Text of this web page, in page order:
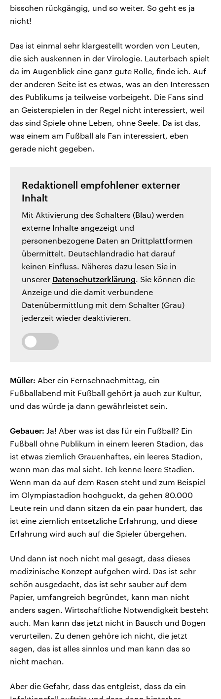
bisschen rückgängig, und so weiter. So geht es ja
nicht!
Das ist einmal sehr klargestellt worden von Leuten,
die sich auskennen in der Virologie. Lauterbach spielt
da im Augenblick eine ganz gute Rolle, finde ich. Auf
der anderen Seite ist es etwas, was an den Interessen
des Publikums ja teilweise vorbeigeht. Die Fans sind
an Geisterspielen in der Regel nicht interessiert, weil
das sind Spiele ohne Leben, ohne Seele. Da ist das,
was einem am Fußball als Fan interessiert, eben
gerade nicht gegeben.
Redaktionell empfohlener externer
Inhalt
Mit Aktivierung des Schalters (Blau) werden
externe Inhalte angezeigt und
personenbezogene Daten an Drittplattformen
übermittelt. Deutschlandradio hat darauf
keinen Einfluss. Näheres dazu lesen Sie in
unserer Datenschutzerklärung. Sie können die
Anzeige und die damit verbundene
Datenübermittlung mit dem Schalter (Grau)
jederzeit wieder deaktivieren.
Müller: Aber ein Fernsehnachmittag, ein
Fußballabend mit Fußball gehört ja auch zur Kultur,
und das würde ja dann gewährleistet sein.
Gebauer: Ja! Aber was ist das für ein Fußball? Ein
Fußball ohne Publikum in einem leeren Stadion, das
ist etwas ziemlich Grauenhaftes, ein leeres Stadion,
wenn man das mal sieht. Ich kenne leere Stadien.
Wenn man da auf dem Rasen steht und zum Beispiel
im Olympiastadion hochguckt, da gehen 80.000
Leute rein und dann sitzen da ein paar hundert, das
ist eine ziemlich entsetzliche Erfahrung, und diese
Erfahrung wird auch auf die Spieler übergehen.
Und dann ist noch nicht mal gesagt, dass dieses
medizinische Konzept aufgehen wird. Das ist sehr
schön ausgedacht, das ist sehr sauber auf dem
Papier, umfangreich begründet, kann man nicht
anders sagen. Wirtschaftliche Notwendigkeit besteht
auch. Man kann das jetzt nicht in Bausch und Bogen
verurteilen. Zu denen gehöre ich nicht, die jetzt
sagen, das ist alles sinnlos und man kann das so
nicht machen.
Aber die Gefahr, dass das entgleist, dass da ein